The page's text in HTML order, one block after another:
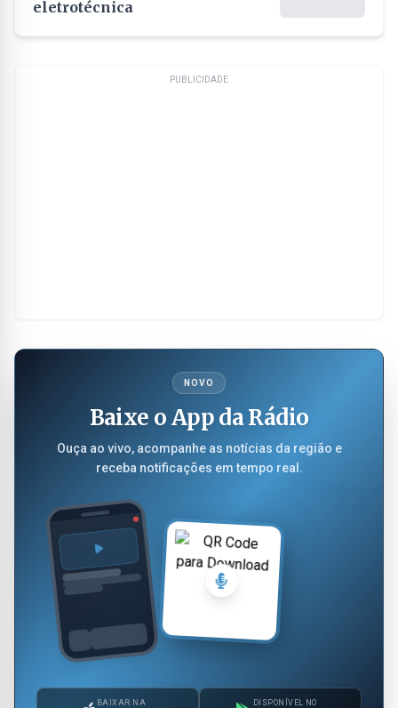
eletrotécnica
PUBLICIDADE
NOVO
Baixe o App da Rádio
Ouça ao vivo, acompanhe as notícias da região e
receba notificações em tempo real.
BAIXAR NA DISPONÍVEL NO